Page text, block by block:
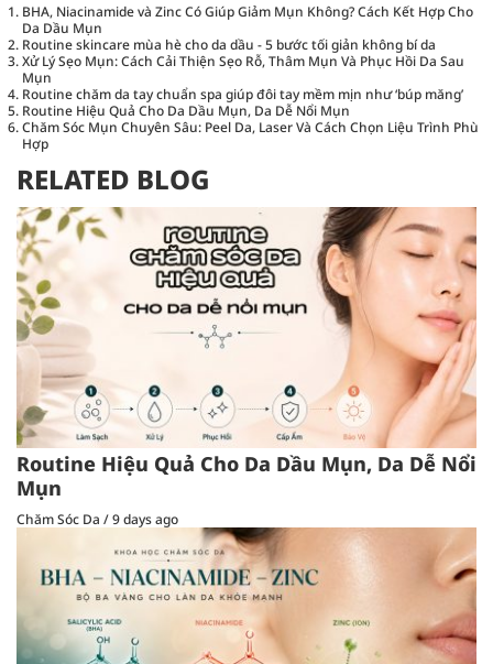
BHA, Niacinamide và Zinc Có Giúp Giảm Mụn Không? Cách Kết Hợp Cho
Da Dầu Mụn
Routine skincare mùa hè cho da dầu - 5 bước tối giản không bí da
Xử Lý Sẹo Mụn: Cách Cải Thiện Sẹo Rỗ, Thâm Mụn Và Phục Hồi Da Sau
Mụn
Routine chăm da tay chuẩn spa giúp đôi tay mềm mịn như ‘búp măng’
Routine Hiệu Quả Cho Da Dầu Mụn, Da Dễ Nổi Mụn
Chăm Sóc Mụn Chuyên Sâu: Peel Da, Laser Và Cách Chọn Liệu Trình Phù
Hợp
RELATED BLOG
Routine Hiệu Quả Cho Da Dầu Mụn, Da Dễ Nổi
Mụn
Chăm Sóc Da /9 days ago